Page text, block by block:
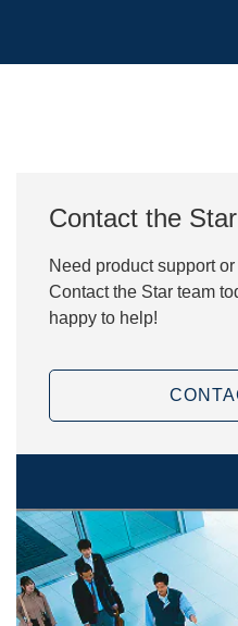
Contact the
Need product support
Contact the Star team
happy to help!